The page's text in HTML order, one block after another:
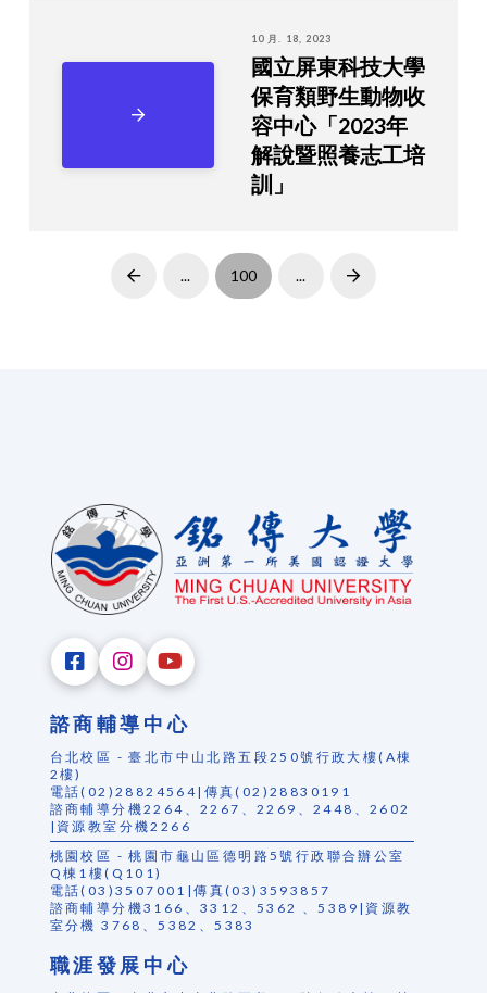
10 月. 18, 2023
國立屏東科技大學
保育類野生動物收
容中心「2023年
解說暨照養志工培
訓」
Prev ... 100 ... Next
諮商輔導中心
台北校區 - 臺北市中山北路五段250號行政大樓(A棟
2樓)
電話(02)28824564|傳真(02)28830191
諮商輔導分機2264、2267、2269、2448、2602
|資源教室分機2266
桃園校區 - 桃園市龜山區德明路5號行政聯合辦公室
Q棟1樓(Q101)
電話(03)3507001|傳真(03)3593857
諮商輔導分機3166、3312、5362 、5389|資源教
室分機 3768、5382、5383
職涯發展中心